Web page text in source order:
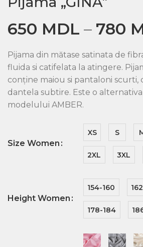
650 MDL – 780
Pijama din mătase satinata de
fluida si catifelata la atingere.
conține maiou si pantaloni scurti,
dantela subtire. Este o alternativa
modelului AMBER.
Size Women
XS S
2XL 3XL
Height Women
154-160
178-184